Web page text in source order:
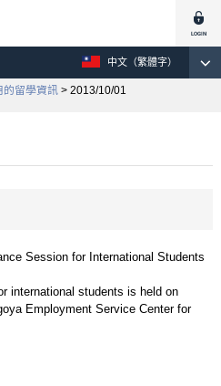
中文（繁體字）
的留學資訊 > 2013/10/01
Session for International Students
international students is held on
Employment Service Center for